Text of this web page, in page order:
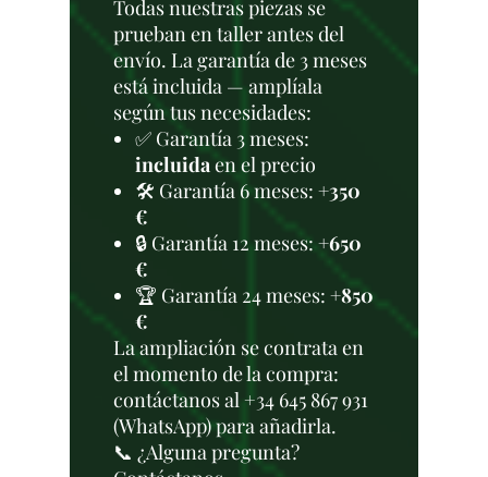
Todas nuestras piezas se
prueban en taller antes del
envío. La garantía de 3 meses
está incluida — amplíala
según tus necesidades:
✅ Garantía 3 meses:
incluidaen el precio
🛠️ Garantía 6 meses: +350
€
🔒 Garantía 12 meses:+650
€
🏆 Garantía 24 meses: +850
€
La ampliación se contrata en
el momento de la compra:
contáctanos al +34 645 867 931
(WhatsApp) para añadirla.
📞 ¿Alguna pregunta?